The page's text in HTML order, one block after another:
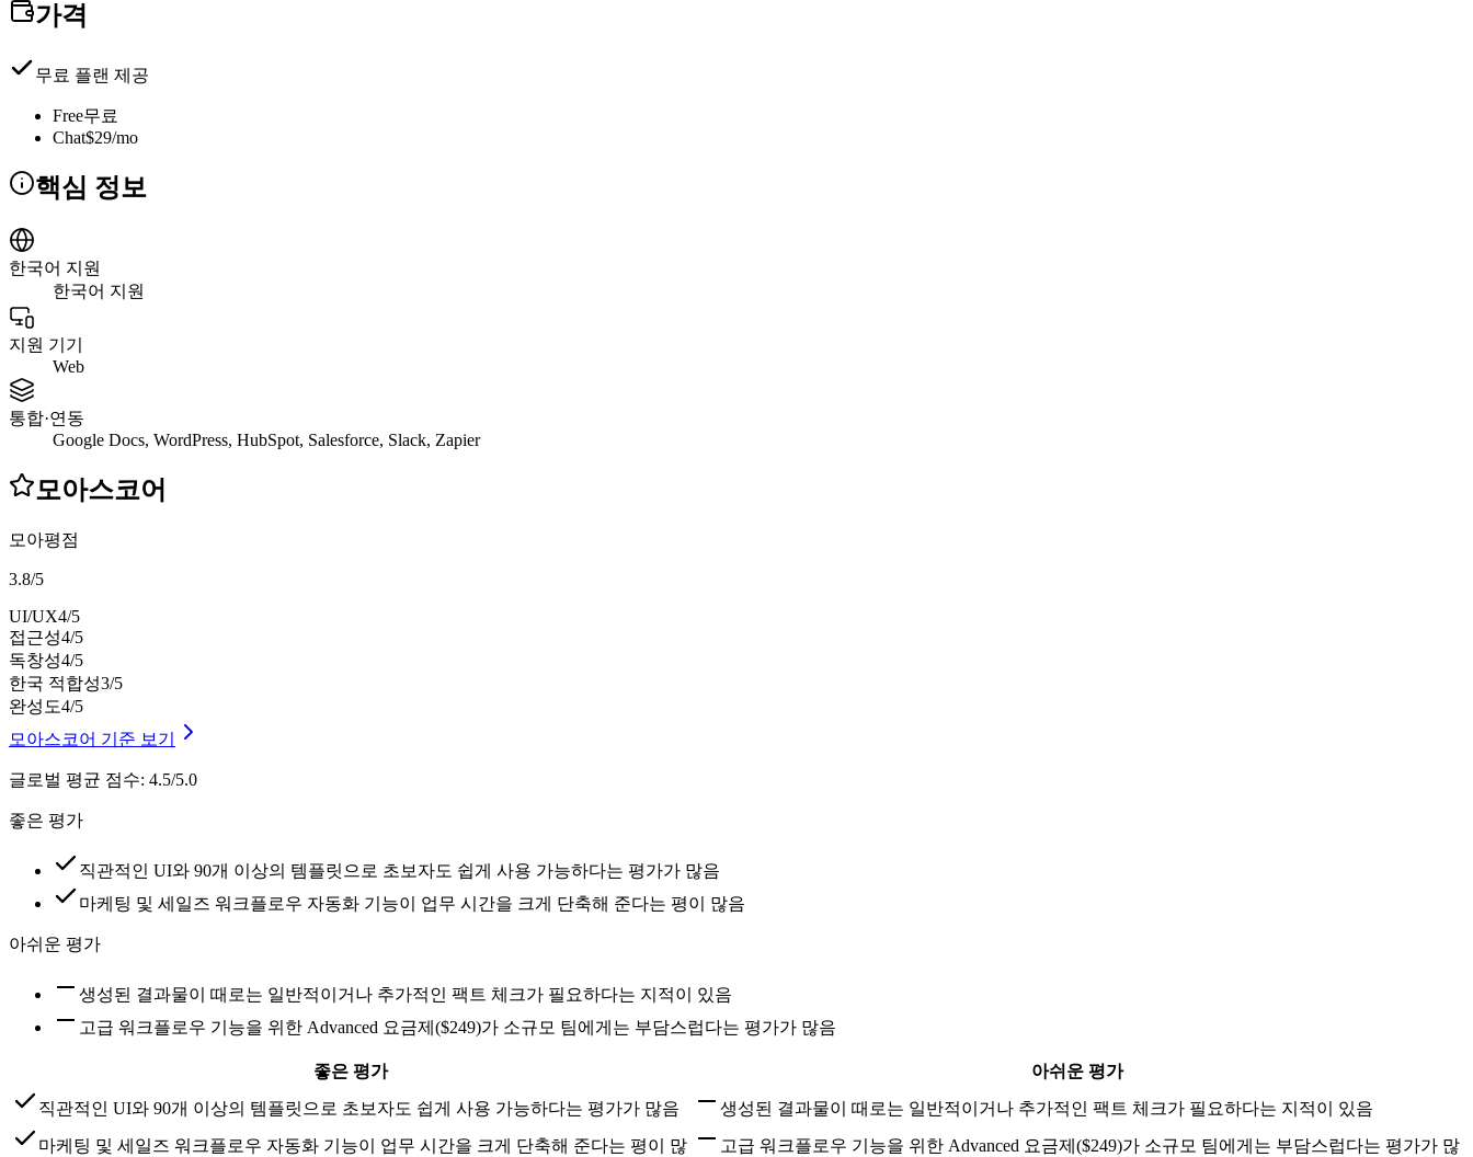
가격
무료 플랜 제공
Free무료
Chat$29/mo
핵심 정보
한국어 지원
한국어 지원
지원 기기
Web
통합·연동
Google Docs, WordPress, HubSpot, Salesforce, Slack, Zapier
모아스코어
모아평점
3.8/5
UI/UX4/5
접근성4/5
독창성4/5
한국 적합성3/5
완성도4/5
모아스코어 기준 보기
글로벌 평균 점수: 4.5/5.0
좋은 평가
직관적인 UI와 90개 이상의 템플릿으로 초보자도 쉽게 사용 가능하다는 평가가 많음
마케팅 및 세일즈 워크플로우 자동화 기능이 업무 시간을 크게 단축해 준다는 평이 많음
아쉬운 평가
생성된 결과물이 때로는 일반적이거나 추가적인 팩트 체크가 필요하다는 지적이 있음
고급 워크플로우 기능을 위한 Advanced 요금제($249)가 소규모 팀에게는 부담스럽다는 평가가 많음
좋은 평가
아쉬운 평가
직관적인 UI와 90개 이상의 템플릿으로 초보자도 쉽게 사용 가능하다는 평가가 많음
생성된 결과물이 때로는 일반적이거나 추가적인 팩트 체크가 필요하다는 지적이 있음
마케팅 및 세일즈 워크플로우 자동화 기능이 업무 시간을 크게 단축해 준다는 평이 많
고급 워크플로우 기능을 위한 Advanced 요금제($249)가 소규모 팀에게는 부담스럽다는 평가가 많